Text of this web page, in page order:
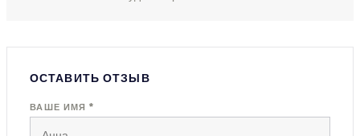
ОСТАВИТЬ ОТЗЫВ
ВАШЕ ИМЯ *